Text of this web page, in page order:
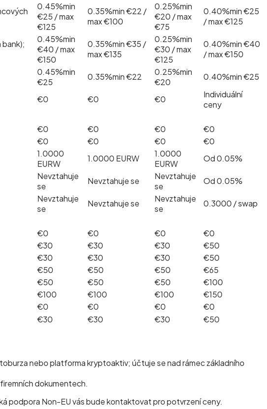
0.45%min
€25 / max
€125
0.35%min €22 /
max €100
0.25%min
€20 / max
€75
0.40%min €25
/ max €125
0.45%min
€40 / max
€150
0.35%min €35 /
max €135
0.25%min
€30 / max
€125
0.40%min €40
/ max €150
0.45%min
€25
0.35%min €22 0.25%min
€20
0.40%min €25
€0 €0 €0
Individuální
ceny
€0 €0 €0
€0
€0 €0 €0
€0
1.0000
EURW
1.0000 EURW
1.0000
EURW
Od 0.05%
Nevztahuje
se
Nevztahuje se
Nevztahuje
se
Od 0.05%
Nevztahuje
se
Nevztahuje se
Nevztahuje
se
0.3000 / swap
€0 €0 €0
€0
€30 €30 €30
€50
€30 €30 €30
€50
€50 €50 €50
€65
€50 €50 €50
€100
€100 €100 €100
€150
€0 €0 €0
€0
€30 €30 €30 €50
nebo platforma kryptoaktiv; účtuje se nad rámec základního
dokumentech.
podpora Non-EU vás bude kontaktovat pro potvrzení ceny.